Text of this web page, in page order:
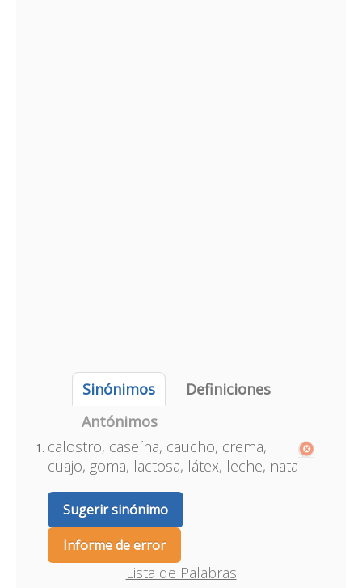
Sinónimos
Definiciones
Antónimos
calostro, caseína, caucho, crema,
cuajo, goma, lactosa, látex, leche, nata
Sugerir sinónimo
Informe de error
Lista de Palabras